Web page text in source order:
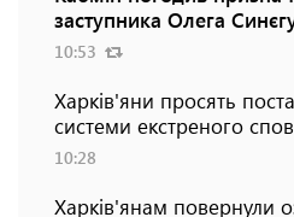
заступника Олега
10:53
Харків'яни просять
системи екстреного
10:28
Харків'янам повернули